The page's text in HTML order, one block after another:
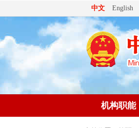
中文 English
机构职能